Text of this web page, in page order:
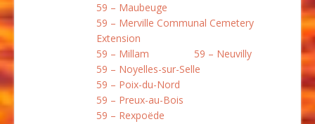
59 – Maubeuge
59 – Merville Communal Cemetery
Extension
59 – Millam
59 – Neuvilly
59 – Noyelles-sur-Selle
59 – Poix-du-Nord
59 – Preux-au-Bois
59 – Rexpoëde